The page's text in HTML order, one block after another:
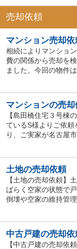
売却依頼
マンション売却依
相続によりマンショ
費の関係から売却を
ました。今回の物件
マンションの売却
【島田橋住宅３号棟
ているS様よりご依
り、ご実家が名古屋
土地の売却依頼
【土地の売却依頼】
ばらく空家の状態で
倒壊や空家の維持管
中古戸建の売却依
【中古戸建の売却依